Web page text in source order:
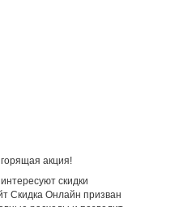
акция!
скидки
Скидка Онлайн призван